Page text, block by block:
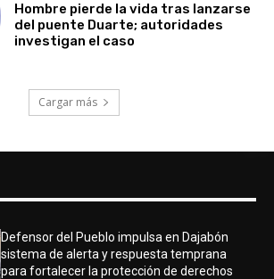
Hombre pierde la vida tras lanzarse
del puente Duarte; autoridades
investigan el caso
Cargar más
Defensor del Pueblo impulsa en Dajabón
sistema de alerta y respuesta temprana
para fortalecer la protección de derechos